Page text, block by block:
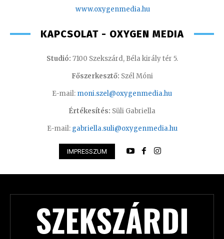
www.oxygenmedia.hu
KAPCSOLAT - OXYGEN MEDIA
Studió: 7100 Szekszárd, Béla király tér 5.
Főszerkesztő: Szél Móni
E-mail: moni.szel@oxygenmedia.hu
Értékesítés: Süli Gabriella
E-mail: gabriella.suli@oxygenmedia.hu
IMPRESSZUM